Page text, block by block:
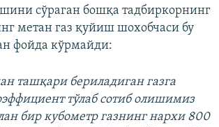
сўраган бошқа тадбиркорнинг
метан газ қуйиш шохобчаси бу
фойда кўрмайди:
ташқари бериладиган газга
тўлаб сотиб олишимиз
бир кубометр газнинг нархи 800